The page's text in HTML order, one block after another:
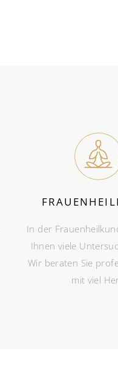
In der
Ihnen viele
Wir beraten Sie
mit viel